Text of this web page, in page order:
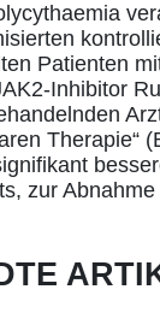
Patienten
Inhibitor
Therapie“
zur